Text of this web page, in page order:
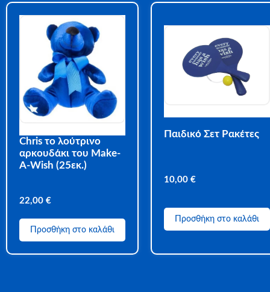
Chris το λούτρινο
αρκουδάκι του Make-
A-Wish (25εκ.)
22,00 €
Προσθήκη στο καλάθι
Παιδικό Σετ Ρακέτες
10,00 €
Προσθήκη στο καλάθι